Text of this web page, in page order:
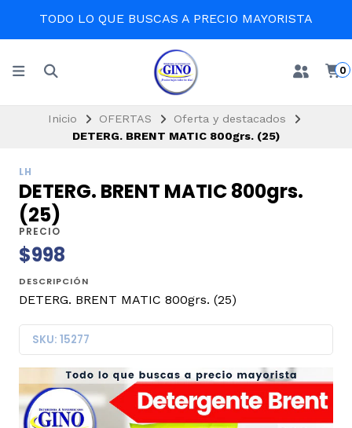
TODO LO QUE BUSCAS A PRECIO MAYORISTA
0
Inicio OFERTAS
Oferta y destacados
DETERG. BRENT MATIC 800grs. (25)
LH
DETERG. BRENT MATIC 800grs.
(25)
PRECIO
$998
DESCRIPCIÓN
DETERG. BRENT MATIC 800grs. (25)
SKU: 15277